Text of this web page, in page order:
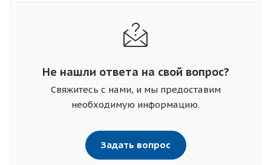
Не нашли ответа на свой вопрос?
Свяжитесь с нами, и мы предоставим
необходимую информацию.
Задать вопрос